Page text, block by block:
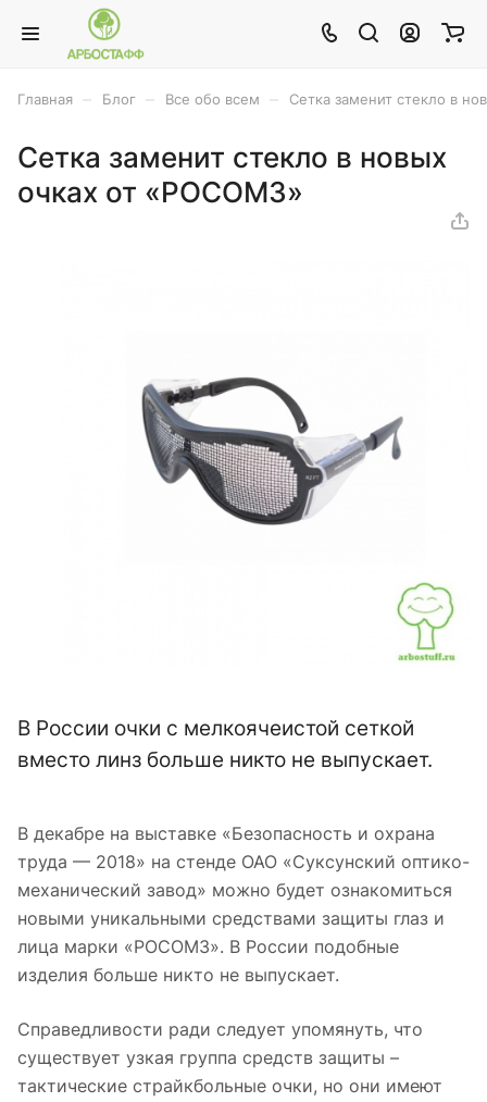
Главная Блог Все обо всем Сетка заменит стекло в
Сетка заменит стекло в новых
очках от «РОСОМЗ»
В России очки с мелкоячеистой сеткой
вместо линз больше никто не выпускает.
В декабре на выставке «Безопасность и охрана
труда — 2018» на стенде ОАО «Суксунский оптико-
механический завод» можно будет ознакомиться
новыми уникальными средствами защиты глаз и
лица марки «РОСОМЗ». В России подобные
изделия больше никто не выпускает.
Справедливости ради следует упомянуть, что
существует узкая группа средств защиты –
тактические страйкбольные очки, но они имеют